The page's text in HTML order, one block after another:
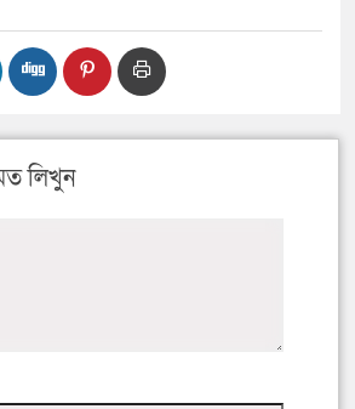
লিখুন